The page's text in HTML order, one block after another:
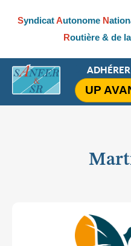
SyndicatAutonome N
Routière & de la
ADHÉRER
UP